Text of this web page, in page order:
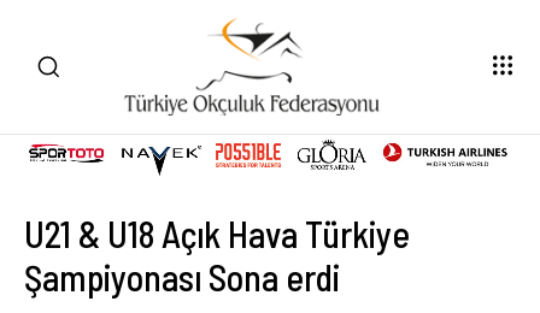
U21 & U18 Açık Hava Türkiye
Şampiyonası Sona erdi